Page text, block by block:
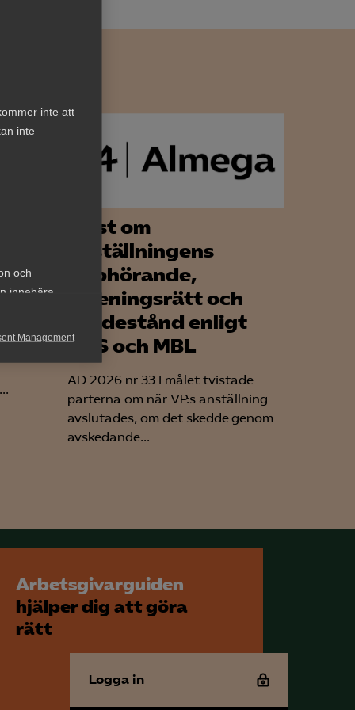
inte att
inte
och
innebära
Management
Tvist om
anställningens
upphörande,
föreningsrätt och
skadestånd enligt
LAS och MBL
AD 2026 nr 33 I målet tvistade
parterna om när VP:s anställning
avslutades, om det skedde genom
avskedande...
Arbetsgivarguiden
hjälper dig att göra
rätt
Logga in